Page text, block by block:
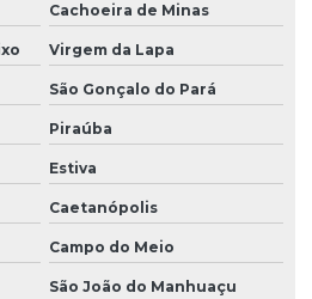
Cachoeira de Minas
Virgem da Lapa
São Gonçalo do Pará
Piraúba
Estiva
Caetanópolis
Campo do Meio
São João do Manhuaçu